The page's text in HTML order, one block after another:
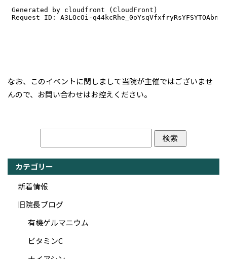
なお、このイベントに関しまして当院が主催ではございませ
んので、お問い合わせはお控えください。
カテゴリー
新着情報
旧院長ブログ
有機ゲルマニウム
ビタミンC